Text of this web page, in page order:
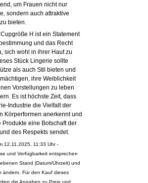
um Frauen nicht nur
sondern auch attraktive
bieten.
H ist ein Statement
und das Recht
sich wohl in ihrer Haut zu
Stück Lingerie sollte
als auch Stil bieten und
ihre Weiblichkeit
Vorstellungen zu leben
Es ist höchste Zeit, dass
Industrie die Vielfalt der
Körperformen anerkennt und
Produkte eine Botschaft der
des Respekts sendet.
12.11.2025, 11:33 Uhr -
und Verfügbarkeit entsprechen
Stand (Datum/Uhrzeit) und
ändern. Für den Kauf dieses
die Angaben zu Preis und